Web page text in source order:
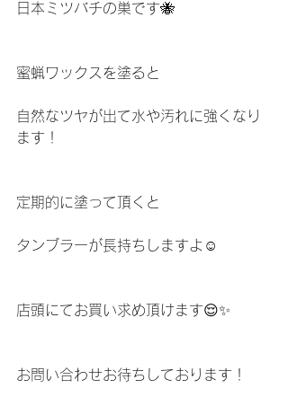
日本ミツバチの巣です🐝
蜜蝋ワックスを塗ると
自然なツヤが出て水や汚れに強くなり
ます！
定期的に塗って頂くと
タンブラーが長持ちしますよ☺️
店頭にてお買い求め頂けます😌✨
お問い合わせお待ちしております！